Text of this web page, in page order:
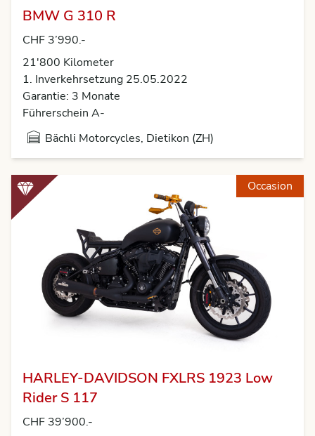
BMW G 310 R
CHF 3’990.-
21'800 Kilometer
1. Inverkehrsetzung 25.05.2022
Garantie: 3 Monate
Führerschein A-
Bächli Motorcycles, Dietikon (ZH)
Occasion
HARLEY-DAVIDSON FXLRS 1923 Low
Rider S 117
CHF 39’900.-